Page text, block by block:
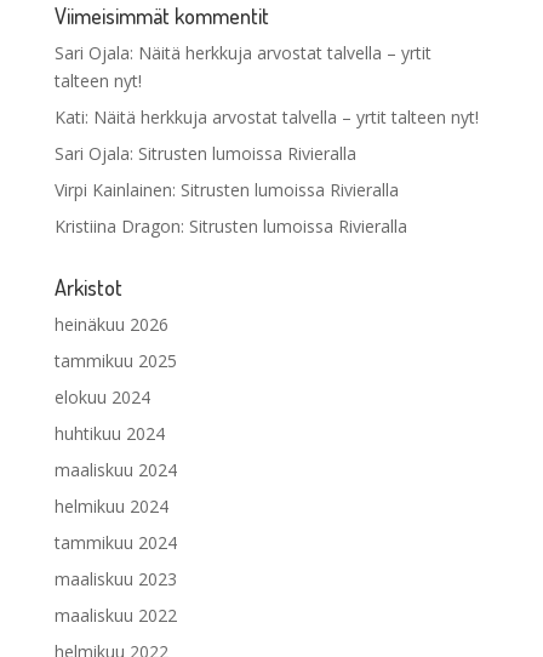
Viimeisimmät kommentit
Sari Ojala: Näitä herkkuja arvostat talvella – yrtit
talteen nyt!
Kati: Näitä herkkuja arvostat talvella – yrtit talteen nyt!
Sari Ojala: Sitrusten lumoissa Rivieralla
Virpi Kainlainen: Sitrusten lumoissa Rivieralla
Kristiina Dragon: Sitrusten lumoissa Rivieralla
Arkistot
heinäkuu 2026
tammikuu 2025
elokuu 2024
huhtikuu 2024
maaliskuu 2024
helmikuu 2024
tammikuu 2024
maaliskuu 2023
maaliskuu 2022
helmikuu 2022